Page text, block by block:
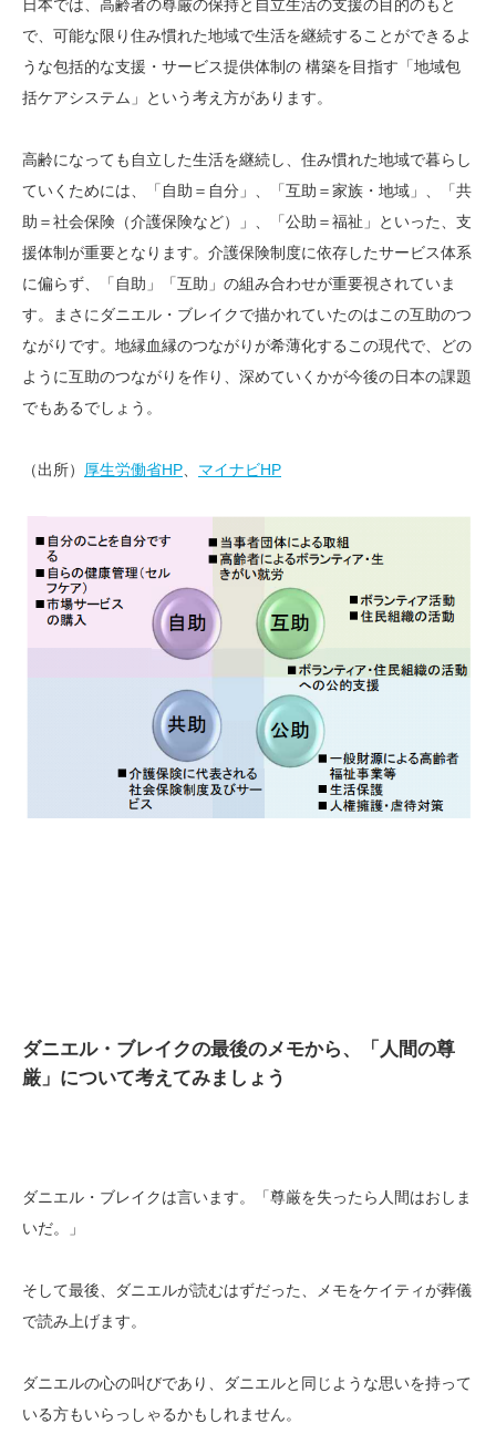
日本では、高齢者の尊厳の保持と自立生活の支援の目的のもと
で、可能な限り住み慣れた地域で生活を継続することができるよ
うな包括的な支援・サービス提供体制の 構築を目指す「地域包
括ケアシステム」という考え方があります。
高齢になっても自立した生活を継続し、住み慣れた地域で暮らし
ていくためには、「自助＝自分」、「互助＝家族・地域」、「共
助＝社会保険（介護保険など）」、「公助＝福祉」といった、支
援体制が重要となります。介護保険制度に依存したサービス体系
に偏らず、「自助」「互助」の組み合わせが重要視されていま
す。まさにダニエル・ブレイクで描かれていたのはこの互助のつ
ながりです。地縁血縁のつながりが希薄化するこの現代で、どの
ように互助のつながりを作り、深めていくかが今後の日本の課題
でもあるでしょう。
（出所） 厚生労働省HP マイナビHP
ダニエル・ブレイクの最後のメモから、「人間の尊
厳」について考えてみましょう
ダニエル・ブレイクは言います。「尊厳を失ったら人間はおしま
いだ。」
そして最後、ダニエルが読むはずだった、メモをケイティが葬儀
で読み上げます。
ダニエルの心の叫びであり、ダニエルと同じような思いを持って
いる方もいらっしゃるかもしれません。